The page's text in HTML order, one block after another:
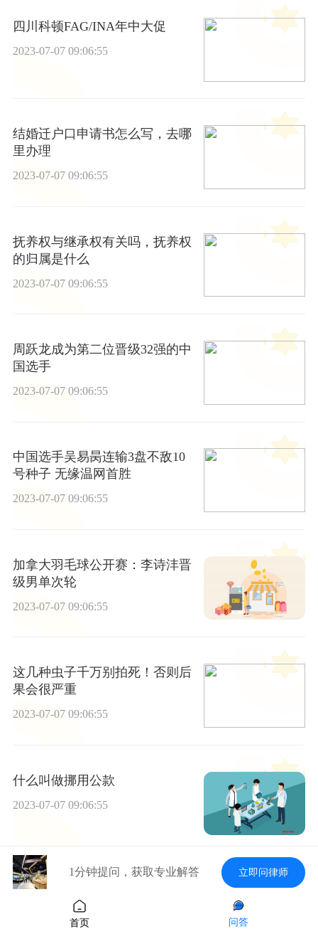
四川科顿FAG/INA年中大促
2023-07-07 09:06:55
结婚迁户口申请书怎么写，去哪
里办理
2023-07-07 09:06:55
抚养权与继承权有关吗，抚养权
的归属是什么
2023-07-07 09:06:55
周跃龙成为第二位晋级32强的中
国选手
2023-07-07 09:06:55
中国选手吴易昺连输3盘不敌10
号种子 无缘温网首胜
2023-07-07 09:06:55
加拿大羽毛球公开赛：李诗沣晋
级男单次轮
2023-07-07 09:06:55
这几种虫子千万别拍死！否则后
果会很严重
2023-07-07 09:06:55
什么叫做挪用公款
2023-07-07 09:06:55
申报工伤的时间一般是多长时间
2023-07-07 09:06:55
1分钟提问，获取专业解答 立即问律师
首页 问答